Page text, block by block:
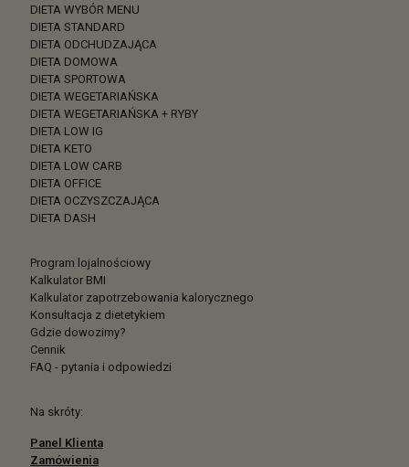
DIETA WYBÓR MENU
DIETA STANDARD
DIETA ODCHUDZAJĄCA
DIETA DOMOWA
DIETA SPORTOWA
DIETA WEGETARIAŃSKA
DIETA WEGETARIAŃSKA + RYBY
DIETA LOW IG
DIETA KETO
DIETA LOW CARB
DIETA OFFICE
DIETA OCZYSZCZAJĄCA
DIETA DASH
Program lojalnościowy
Kalkulator BMI
Kalkulator zapotrzebowania kalorycznego
Konsultacja z dietetykiem
Gdzie dowozimy?
Cennik
FAQ - pytania i odpowiedzi
Na skróty:
Panel Klienta
Zamówienia